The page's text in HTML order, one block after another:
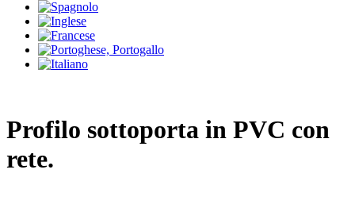
Profilo sottoporta in PVC con
rete.